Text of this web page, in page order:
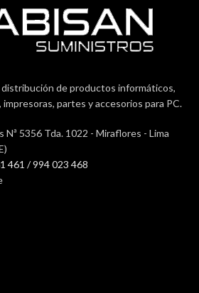
distribución de productos informáticos,
partes y accesorios para PC.
5356 Tda. 1022 - Miraflores - Lima
461 / 994 023 468